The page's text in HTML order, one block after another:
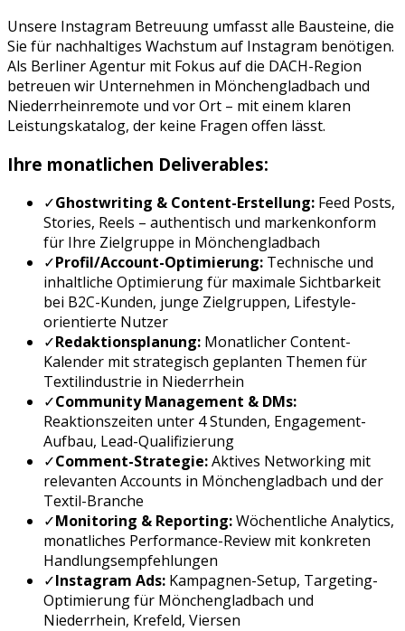
Unsere Instagram Betreuung umfasst alle Bausteine, die
Sie für nachhaltiges Wachstum auf Instagram benötigen.
Als Berliner Agentur mit Fokus auf die DACH-Region
betreuen wir Unternehmen in Mönchengladbach und
Niederrheinremote und vor Ort – mit einem klaren
Leistungskatalog, der keine Fragen offen lässt.
Ihre monatlichen Deliverables:
✓Ghostwriting & Content-Erstellung: Feed Posts,
Stories, Reels – authentisch und markenkonform
für Ihre Zielgruppe in Mönchengladbach
✓Profil/Account-Optimierung: Technische und
inhaltliche Optimierung für maximale Sichtbarkeit
bei B2C-Kunden, junge Zielgruppen, Lifestyle-
orientierte Nutzer
✓Redaktionsplanung: Monatlicher Content-
Kalender mit strategisch geplanten Themen für
Textilindustrie in Niederrhein
✓Community Management & DMs:
Reaktionszeiten unter 4 Stunden, Engagement-
Aufbau, Lead-Qualifizierung
✓Comment-Strategie:Aktives Networking mit
relevanten Accounts in Mönchengladbach und der
Textil-Branche
✓Monitoring & Reporting:Wöchentliche Analytics,
monatliches Performance-Review mit konkreten
Handlungsempfehlungen
✓Instagram Ads: Kampagnen-Setup, Targeting-
Optimierung für Mönchengladbach und
Niederrhein, Krefeld, Viersen